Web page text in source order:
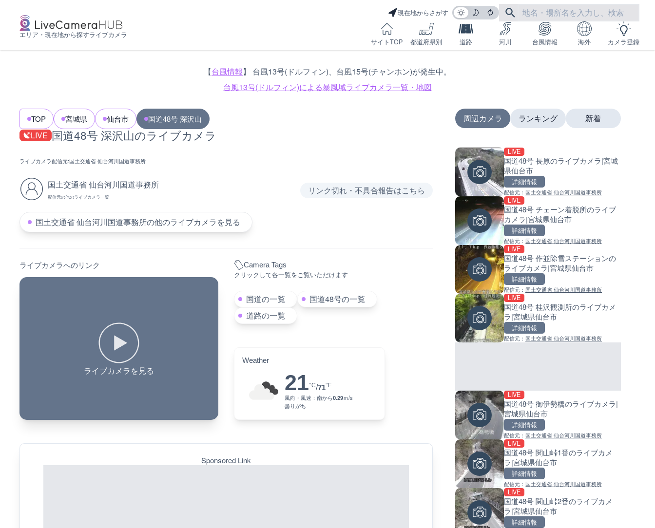
エリア・現在地から探すライブカメラ
現在地からさがす
サイトTOP 都道府県別 道路 河川 台風情報 海外 カメラ登録
【台風情報】 台風13号(ドルフィン)、台風15号(チャンホン)が発生中。
台風13号(ドルフィン)による暴風域ライブカメラ一覧・地図
TOP 宮城県 仙台市 国道48号 深沢山
LIVE 国道48号 深沢山のライブカメラ
ライブカメラ配信元:国土交通省 仙台河川国道事務所
国土交通省 仙台河川国道事務所
配信元の他のライブカメラ一覧
リンク切れ・不具合報告はこちら
国土交通省 仙台河川国道事務所の他のライブカメラを見る
ライブカメラへのリンク
ライブカメラを見る
Camera Tags
クリックして各一覧をご覧いただけます
国道の一覧
国道48号の一覧
道路の一覧
Weather
21°C/71°F
風向・風速： 南から0.29ｍ/s
曇りがち
Sponsored Link
周辺カメラ
LIVE
国道48号 長原のライブカメラ|宮城
県仙台市
詳細情報
配信元： 国土交通省 仙台河川国道事務所
LIVE
国道48号 チェーン着脱所のライブ
カメラ|宮城県仙台市
詳細情報
配信元： 国土交通省 仙台河川国道事務所
LIVE
国道48号 作並除雪ステーションの
ライブカメラ|宮城県仙台市
詳細情報
配信元： 国土交通省 仙台河川国道事務所
LIVE
国道48号 桂沢観測所のライブカメ
ラ|宮城県仙台市
詳細情報
配信元： 国土交通省 仙台河川国道事務所
LIVE
国道48号 御伊勢橋のライブカメラ|
宮城県仙台市
詳細情報
配信元： 国土交通省 仙台河川国道事務所
LIVE
国道48号 関山峠1番のライブカメ
ラ|宮城県仙台市
詳細情報
配信元： 国土交通省 仙台河川国道事務所
LIVE
国道48号 関山峠2番のライブカメ
ラ|宮城県仙台市
詳細情報
ランキング
国道406号 鬼無里のライブカ
配信元：長野県庁
東名高速道路・厚木インター
ジ付近のライブカメラ|神奈川
配信元：テレビ朝日
国道18号篠ノ井橋のライブカ
長野県長野市
配信元：国土交通省 長野国道事務所
日テレより那覇空港のライブ
ラ|沖縄県那覇市
配信元：日本テレビ
北陸自動車道 金沢森本インタ
配信元：NEXCO西日本
宇佐湾 宇佐漁港のライブカメ
知県土佐市
配信元：高知県土木部河川課
東名高速道路 伊勢原ジャンク
ンのライブカメラ|神奈川県厚
新着
南出川水門付近のライブカメ
配信元：日高町役場
比井川水門付近から比井崎海
イブカメラ|和歌山県日高町
配信元：日高町役場
小浦川水門付近から小浦海水
ライブカメラ|和歌山県日高町
配信元：日高町役場
産湯川水門付近のライブカメ
歌山県日高町
配信元：日高町役場
導目木川 花立砂防堰堤下流の
配信元：福岡県庁県土整備部河川課
常呂川 鹿ノ子ダムのライブカ
北海道置戸町
配信元：国土交通省 北海道開発局
天塩川 岩尾内ダムのライブカ
北海道士別市